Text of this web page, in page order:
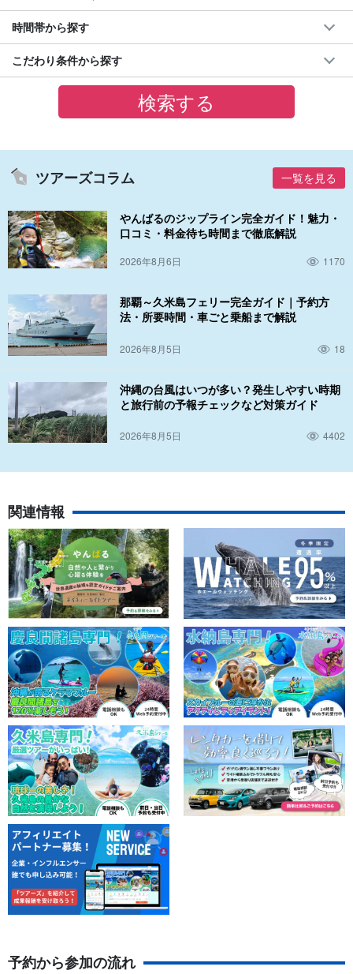
時間帯から探す
こだわり条件から探す
ツアーズコラム 一覧を見る
やんばるのジップライン完全ガイド！魅力・
口コミ・料金待ち時間まで徹底解説
2026年8月6日 1170
那覇～久米島フェリー完全ガイド｜予約方
法・所要時間・車ごと乗船まで解説
2026年8月5日 18
沖縄の台風はいつが多い？発生しやすい時期
と旅行前の予報チェックなど対策ガイド
2026年8月5日 4402
関連情報
予約から参加の流れ